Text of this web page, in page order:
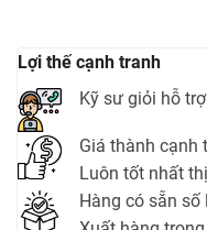
Lợi thế cạnh tranh
Kỹ sư giỏi hỗ
Giá thành cạnh
Luôn tốt nhất
Hàng có sẵn số